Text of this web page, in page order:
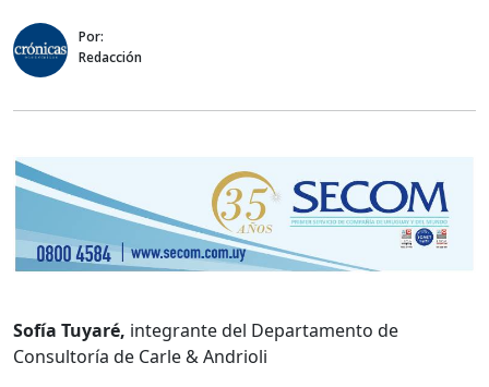
Por:
Redacción
Sofía Tuyaré, integrante del Departamento de
Consultoría de Carle & Andrioli